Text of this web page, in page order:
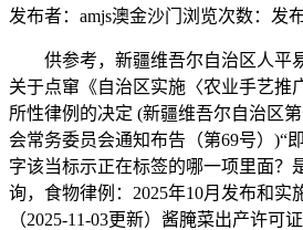
发布者： amjs澳金沙门 浏览次数： 发
供参考，新疆维吾尔自治区人平
关于点窜《自治区实施〈农业手艺推
所性律例的决定 (新疆维吾尔自治区
会常务委员会通知布告（第69号）)“
字该当标示正在标签的哪一项里面？
询，食物律例：2025年10月发布和实
（2025-11-03更新）酱腌菜出产许可